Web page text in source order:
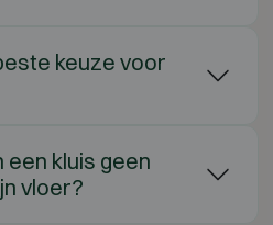
keuze voor
een kluis geen
vloer?